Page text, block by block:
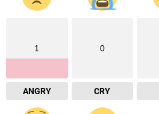
1
ANGRY
0
CRY